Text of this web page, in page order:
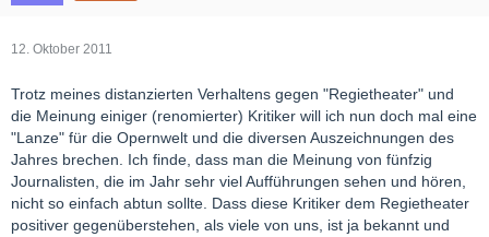
12. Oktober 2011
Trotz meines distanzierten Verhaltens gegen "Regietheater" und
die Meinung einiger (renomierter) Kritiker will ich nun doch mal eine
"Lanze" für die Opernwelt und die diversen Auszeichnungen des
Jahres brechen. Ich finde, dass man die Meinung von fünfzig
Journalisten, die im Jahr sehr viel Aufführungen sehen und hören,
nicht so einfach abtun sollte. Dass diese Kritiker dem Regietheater
positiver gegenüberstehen, als viele von uns, ist ja bekannt und